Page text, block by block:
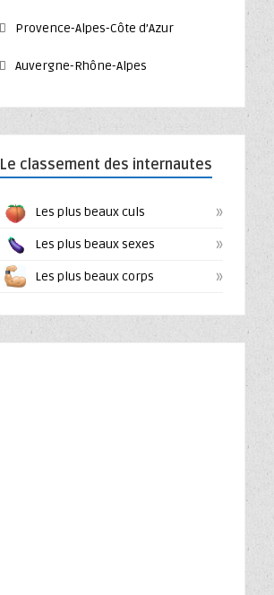
Provence-Alpes-Côte d’Azur
Auvergne-Rhône-Alpes
Le classement des internautes
Les plus beaux culs »
Les plus beaux sexes »
Les plus beaux corps »